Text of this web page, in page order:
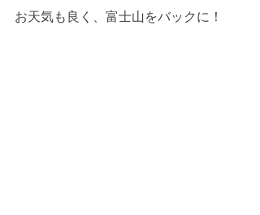
お天気も良く、富士山をバックに！